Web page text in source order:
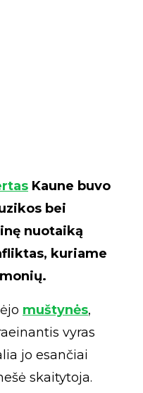
Kaune buvo
bei
nuotaiką
kuriame
muštynės,
vyras
jo esančiai
skaitytoja.